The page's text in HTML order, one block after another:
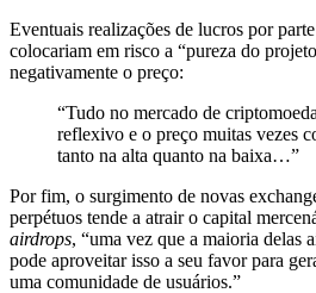
Eventuais realizações de lucros por
colocariam em risco a “pureza do
negativamente o preço:
“Tudo no mercado de
reflexivo e o preço muitas vezes
tanto na alta quanto na baixa…”
Por fim, o surgimento de novas
perpétuos tende a atrair o capital
airdrops, “uma vez que a maioria delas
pode aproveitar isso a seu favor para
uma comunidade de usuários.”